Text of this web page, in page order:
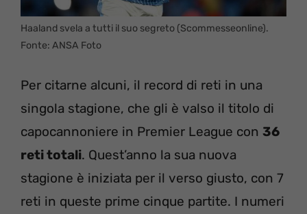
Haaland svela a tutti il suo segreto (Scommesseonline).
Fonte: ANSA Foto
Per citarne alcuni, il record di reti in una
singola stagione, che gli è valso il titolo di
capocannoniere in Premier League con 36
reti totali. Quest’anno la sua nuova
stagione è iniziata per il verso giusto, con 7
reti in queste prime cinque partite. I numeri